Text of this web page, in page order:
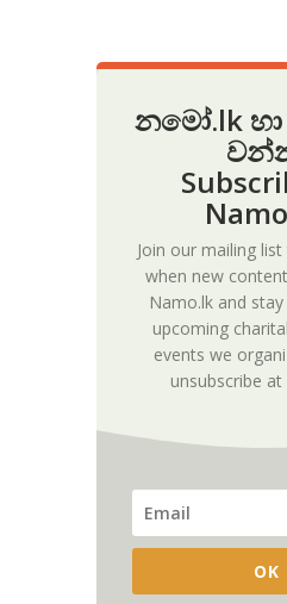
නමෝ.lk
Join our mailing
when new
Namo.lk and
upcoming
events we
unsubscribe
OK